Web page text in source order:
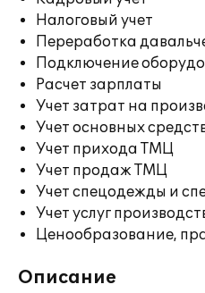
Налоговый учет
Переработка
Подключение
Расчет зарплаты
Учет затрат на
Учет основных
Учет прихода ТМЦ
Учет продаж ТМЦ
Учет спецодежды и
Учет услуг
Ценообразование,
Описание